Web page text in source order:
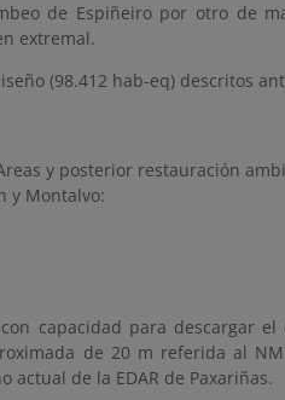
de Espiñeiro por otro de
extremal.
(98.412 hab-eq) descritos
y posterior restauración
y Montalvo:
capacidad para descargar
de 20 m referida al
de la EDAR de Paxariñas.